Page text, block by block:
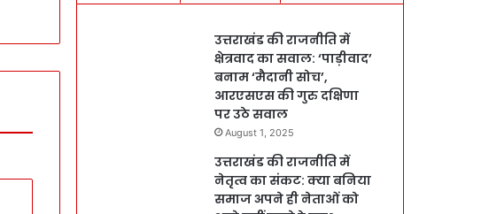
उत्तराखंड की राजनीति में
क्षेत्रवाद का सवाल: ‘पाड़ीवाद’
बनाम ‘मैदानी सोच’,
आरएसएस की गुरु दक्षिणा
पर उठे सवाल
August 1, 2025
उत्तराखंड की राजनीति में
नेतृत्व का संकट: क्या बनिया
समाज अपने ही नेताओं को